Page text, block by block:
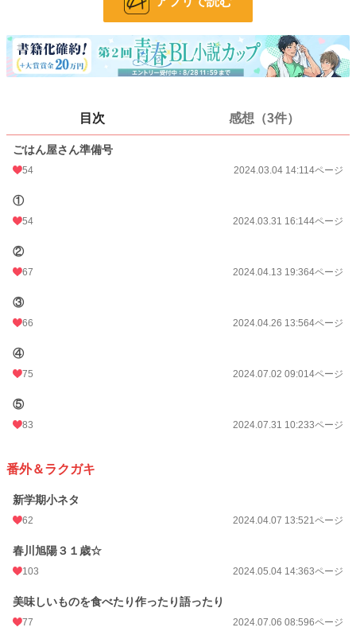
ページ数 39
更新日時 2025.11.11 12:40
7 pt (634 位)
月間ポイント 21 pt (897 位)
累計ポイント
目次 感想（3件）
ごはん屋さん準備号
54 2024.03.04 14:114ページ
①
54 2024.03.31 16:144ページ
②
67 2024.04.13 19:364ページ
③
66 2024.04.26 13:564ページ
④
75 2024.07.02 09:014ページ
⑤
83 2024.07.31 10:233ページ
番外＆ラクガキ
新学期小ネタ
62 2024.04.07 13:521ページ
春川旭陽３１歳☆
103 2024.05.04 14:363ページ
美味しいものを食べたり作ったり語ったり
77 2024.07.06 08:596ページ